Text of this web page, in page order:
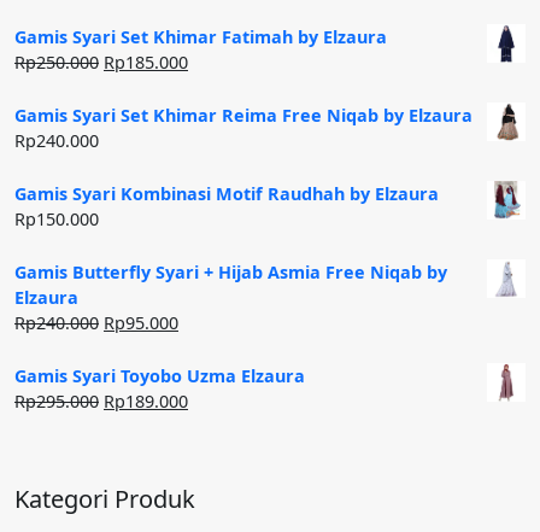
Gamis Syari Set Khimar Fatimah by Elzaura
Rp250.000 Harga
adalah:
Rp185.000Harga
ini
Gamis Syari Set Khimar Reima Free Niqab by Elzaura
Rp240.000
Gamis Syari Kombinasi Motif Raudhah by Elzaura
Rp150.000
Gamis Butterfly Syari + Hijab Asmia Free Niqab by
Elzaura
Rp240.000 Harga
adalah:
Rp240.000.
Rp95.000Harga
ini
adalah:
Gamis Syari Toyobo Uzma Elzaura
Rp295.000 Harga
Rp189.000Harga
Rp189.000.
Kategori Produk